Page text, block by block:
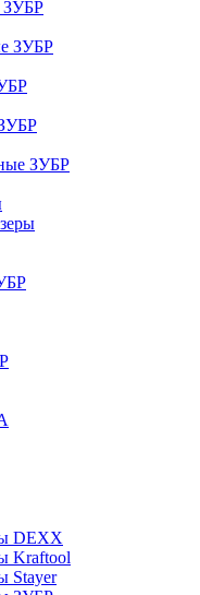
ЗУБР
ЗУБР
ЗУБР
DEXX
Kraftool
Stayer